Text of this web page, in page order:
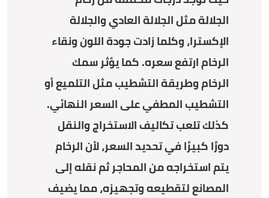
الجلالة مثل الجلالة العادي والجلالة
الإكسترا، وكلما زادت جودة اللون ونقاء
الرخام ارتفع سعره. كما يؤثر سمك
الرخام وطريقة التشطيب مثل التلميع أو
التشطيب المطفي على السعر النهائي.
كذلك تلعب تكاليف الاستخراج والنقل
دورًا كبيرًا في تحديد السعر، لأن الرخام
يتم استخراجه من المحاجر ثم نقله إلى
المصانع لتقطيعه وتجهيزه، مما يضيف